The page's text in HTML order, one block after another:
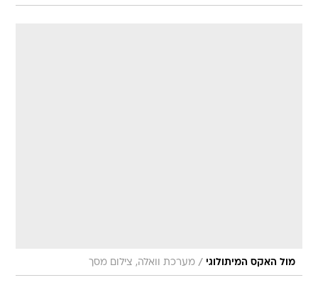
מול האקס המיתולוגי / מערכת וואלה, צילום מסך